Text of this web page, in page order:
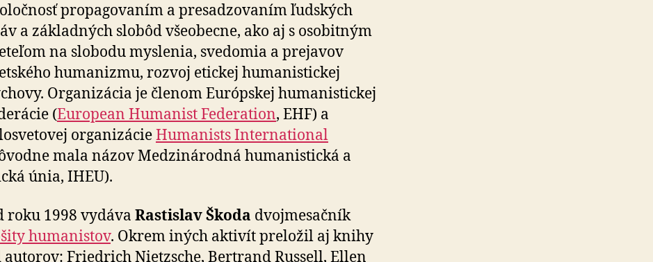
propagovaním a presadzovaním ľudských
a základných slobôd všeobecne, ako aj s osobitným
na slobodu myslenia, svedomia a prejavov
humanizmu, rozvoj etickej humanistickej
Organizácia je členom Európskej humanistickej
(European Humanist Federation, EHF) a
organizácieHumanists International
mala názov Medzinárodná humanistická a
únia, IHEU).
roku 1998 vydáva Rastislav Škoda dvojmesačník
humanistov. Okrem iných aktivít preložil aj knihy
autorov: Friedrich Nietzsche, Bertrand Russell, Ellen